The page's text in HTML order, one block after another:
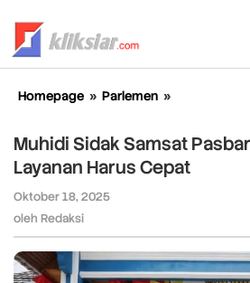
konten
Homepage » Parlemen »
Samsat
Pasbar:
PAD
Harus
Cepat
Muhidi Sidak Samsat
Layanan Harus Cepat
Oktober 18, 2025
oleh Redaksi